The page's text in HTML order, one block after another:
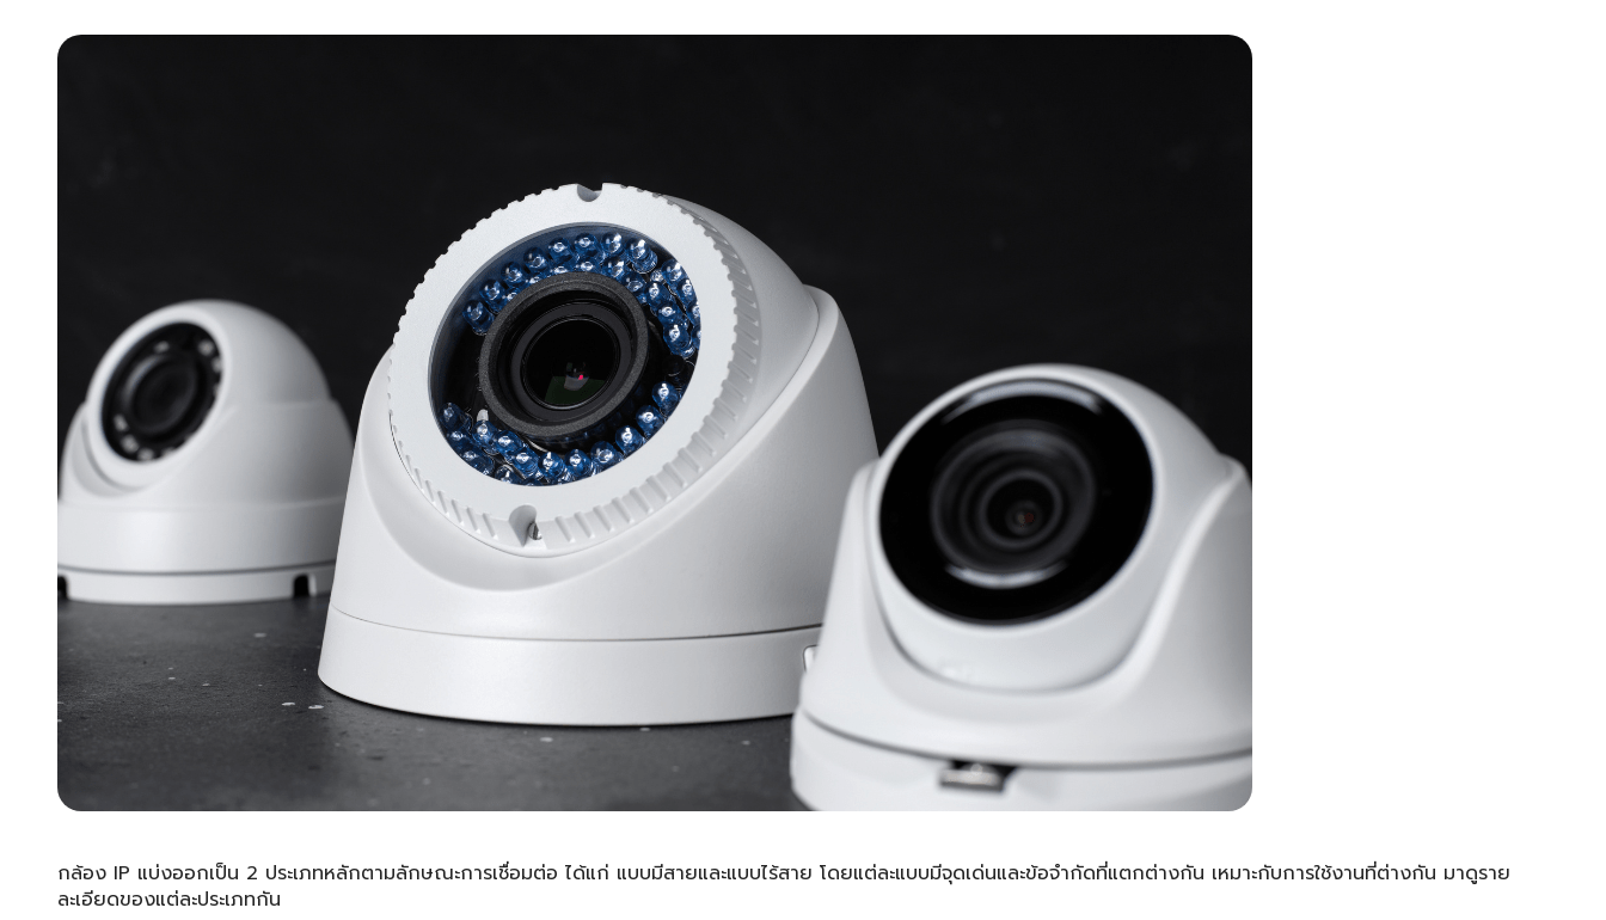
กล้อง IP แบ่งออกเป็น 2 ประเภทหลักตามลักษณะการเชื่อมต่อ ได้แก่ แบบมีสายและแบบไร้สาย โดยแต่ละแบบมีจุดเด่นและข้อจำกัดที่แตกต่างกัน เหมาะกับการใช้งานที่ต่างกัน มาดูราย
ละเอียดของแต่ละประเภทกัน